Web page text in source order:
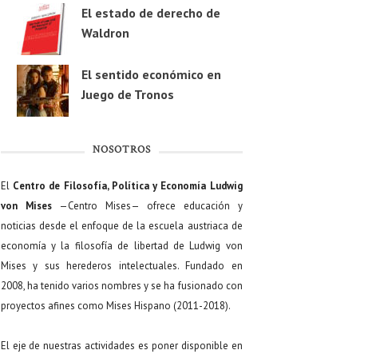
El estado de derecho de
Waldron
El sentido económico en
Juego de Tronos
NOSOTROS
El Centro de Filosofía, Política y Economía Ludwig
von Mises—Centro Mises— ofrece educación y
noticias desde el enfoque de la escuela austriaca de
economía y la filosofía de libertad de Ludwig von
Mises y sus herederos intelectuales. Fundado en
2008, ha tenido varios nombres y se ha fusionado con
proyectos afines como Mises Hispano (2011-2018).
El eje de nuestras actividades es poner disponible en